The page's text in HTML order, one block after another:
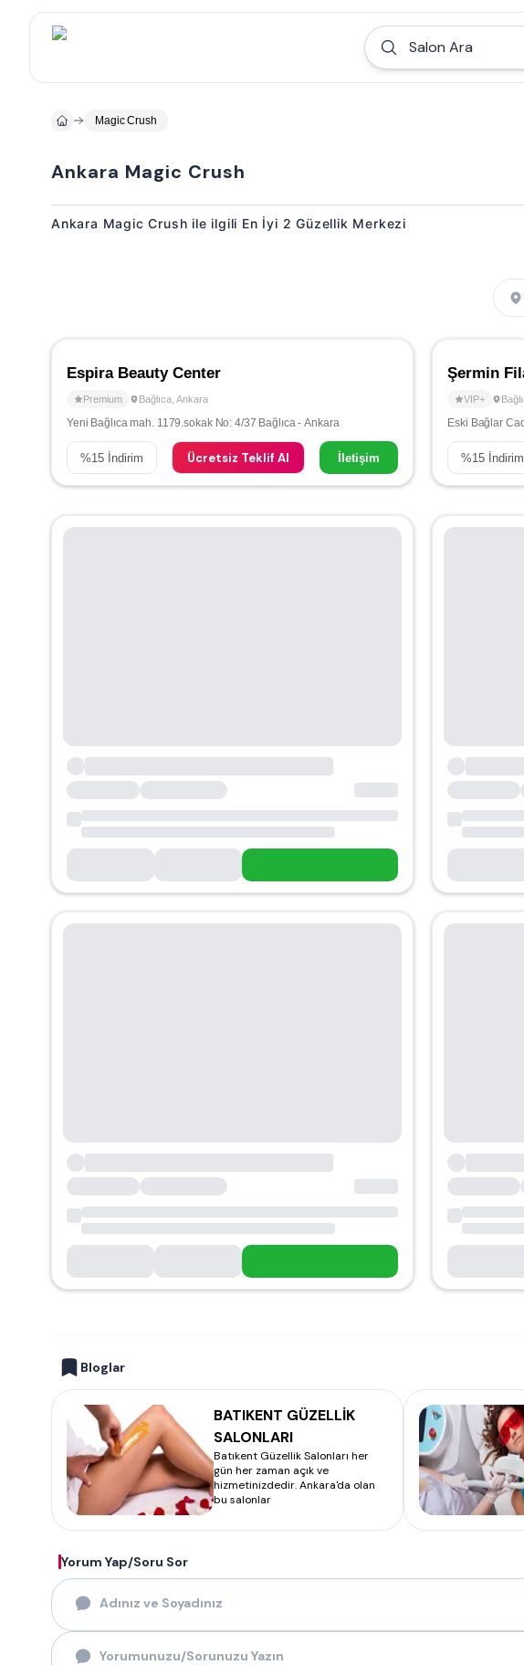
Salon Ara
Magic Crush
Ankara Magic Crush
Ankara Magic Crush ile ilgili En İyi 2 Güzellik Merkezi
Espira Beauty Center
Premium Bağlıca Ankara
Yeni Bağlıca mah. 1179.sokak No: 4/37 Bağlıca - Ankara
%15 İndirim Ücretsiz Teklif Al İletişim
Şermin
VIP+
Eski Bağlar
%15 İndirim
Bloglar
BATIKENT GÜZELLİK
SALONLARI
Batıkent Güzellik Salonları her
gün her zaman açık ve
hizmetinizdedir. Ankara'da olan
bu salonlar
Yorum Yap/Soru Sor